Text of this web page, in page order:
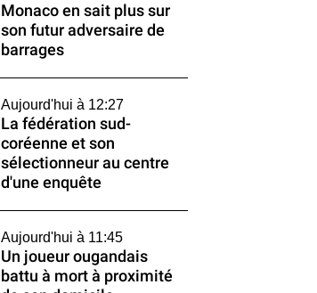
Monaco en sait plus sur
son futur adversaire de
barrages
Aujourd'hui à 12:27
La fédération sud-
coréenne et son
sélectionneur au centre
d'une enquête
Aujourd'hui à 11:45
Un joueur ougandais
battu à mort à proximité